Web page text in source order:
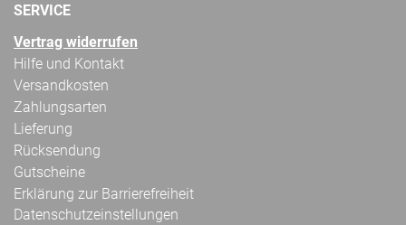
SERVICE
Vertrag widerrufen
Hilfe und Kontakt
Versandkosten
Zahlungsarten
Lieferung
Rücksendung
Gutscheine
Erklärung zur Barrierefreiheit
Datenschutzeinstellungen